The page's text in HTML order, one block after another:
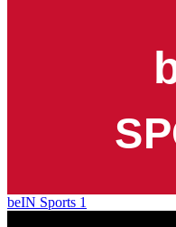
beIN Sports 1